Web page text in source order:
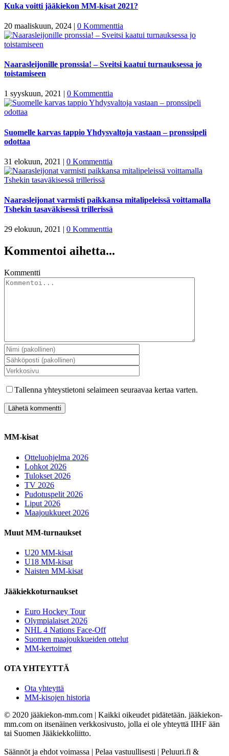
Kuka voitti jääkiekon MM-kisat 2021?
20 maaliskuun, 2024 | 0 Kommenttia
Naarasleijonille pronssia! – Sveitsi kaatui turnauksessa jo
toistamiseen
1 syyskuun, 2021 | 0 Kommenttia
Suomelle karvas tappio Yhdysvaltoja vastaan – pronssipeli
odottaa
31 elokuun, 2021 | 0 Kommenttia
Naarasleijonat varmisti paikkansa mitalipeleissä voittamalla
Tshekin tasaväkisessä trillerissä
29 elokuun, 2021 | 0 Kommenttia
Kommentoi aihetta...
Kommentti
Tallenna yhteystietoni selaimeen seuraavaa kertaa varten.
MM-kisat
Otteluohjelma 2026
Lohkot 2026
Tulokset 2026
TV 2026
Pudotuspelit 2026
Liput 2026
Maajoukkueet 2026
Muut MM-turnaukset
U20 MM-kisat
U18 MM-kisat
Naisten MM-kisat
Jääkiekkoturnaukset
Euro Hockey Tour
Olympialaiset 2026
NHL 4 Nations Face-Off
Suomen maajoukkueiden ottelut
MM-kertoimet
OTA YHTEYTTÄ
Ota yhteyttä
MM-kisojen historia
© 2020 jääkiekon-mm.com | Kaikki oikeudet pidätetään. jääkiekon-
mm.com on itsenäinen verkkosivusto, jolla ei ole yhteyttä IIHF ään
tai Suomen Jääkiekkoliitto.
Säännöt ja ehdot voimassa | Pelaa vastuullisesti | Peluuri.fi &